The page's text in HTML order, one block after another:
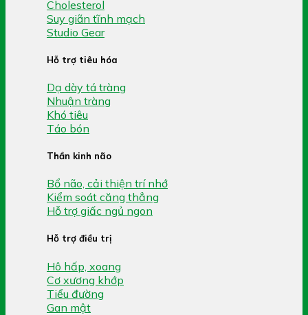
Cholesterol
Suy giãn tĩnh mạch
Studio Gear
Hỗ trợ tiêu hóa
Dạ dày tá tràng
Nhuận tràng
Khó tiêu
Táo bón
Thần kinh não
Bổ não, cải thiện trí nhớ
Kiểm soát căng thẳng
Hỗ trợ giấc ngủ ngon
Hỗ trợ điều trị
Hô hấp, xoang
Cơ xương khớp
Tiểu đường
Gan mật